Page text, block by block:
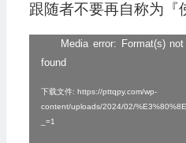
跟随者不要再自称为『
Media error: Format(s)
found
下载文件: https://pttqpy.com/wp-
content/uploads/2024/02/
_=1